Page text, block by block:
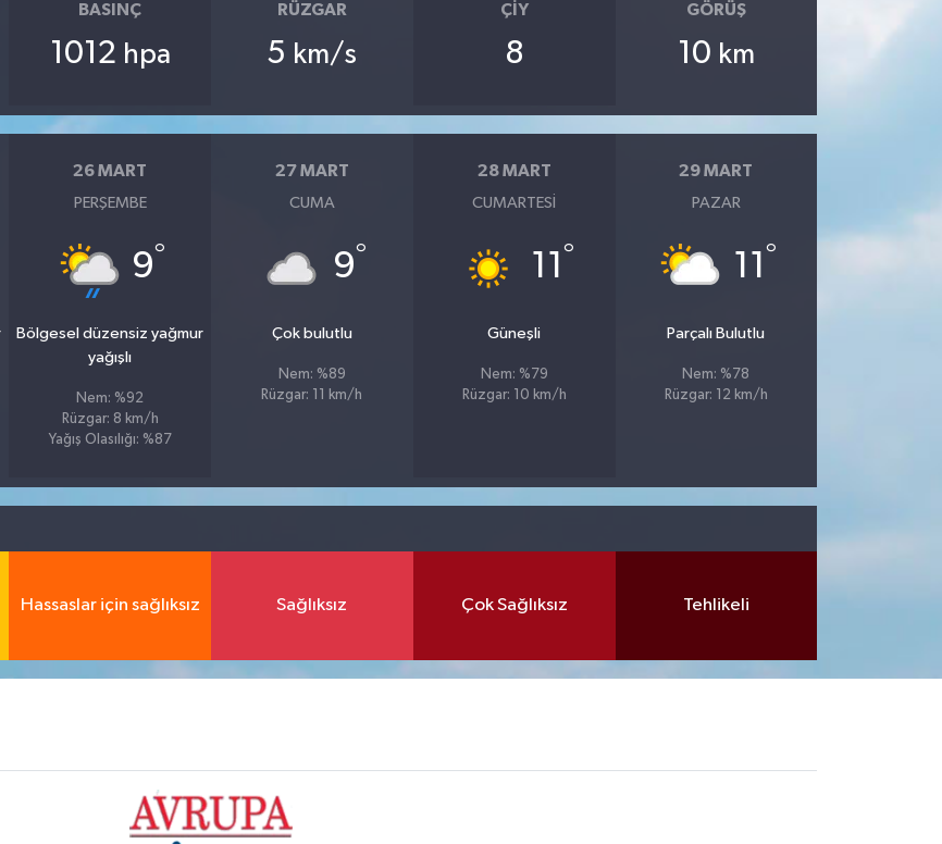
BASINÇ
1012 hpa
RÜZGAR
5 km/s
ÇIY
8
GÖRÜŞ
10 km
26 MART
PERŞEMBE
9°
Bölgesel düzensiz yağmur
yağışlı
Nem: %92
Rüzgar: 8 km/h
Yağış Olasılığı: %87
27 MART
CUMA
9°
Çok bulutlu
Nem: %89
Rüzgar: 11 km/h
28 MART
CUMARTESI
11 °
Güneşli
Nem: %79
Rüzgar: 10 km/h
29 MART
PAZAR
11 °
Parçalı Bulutlu
Nem: %78
Rüzgar: 12 km/h
Hassaslar için sağlıksız Sağlıksız Çok Sağlıksız Tehlikeli